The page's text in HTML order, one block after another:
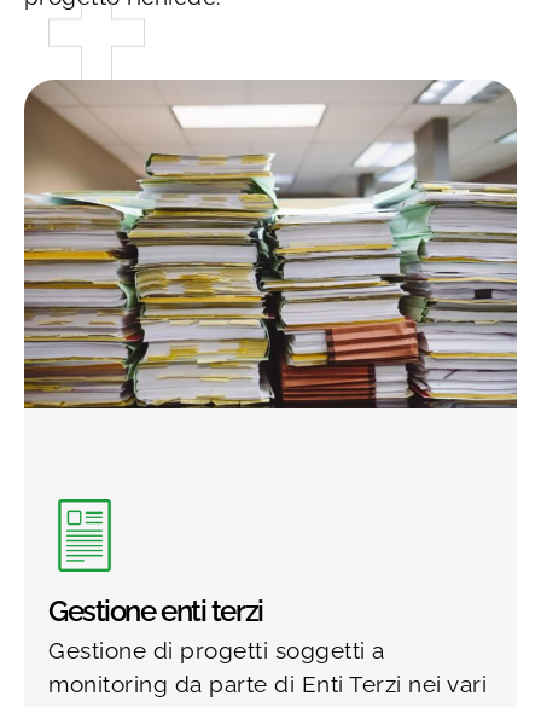
Gestione enti terzi
Gestione di progetti soggetti a
monitoring da parte di Enti Terzi nei vari